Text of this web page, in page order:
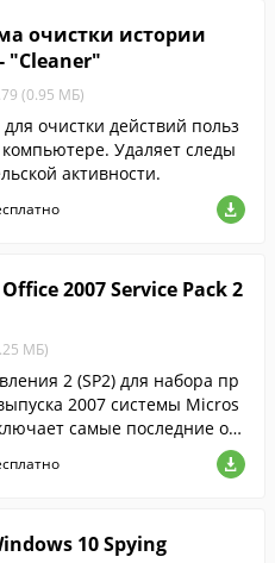
очистки истории
"Cleaner"
(0.95 МБ)
очистки действий польз
Удаляет следы
активности.
2007 Service Pack 2
МБ)
2 (SP2) для набора пр
2007 системы Micros
самые последние об
приложений Office 200
10 Spying